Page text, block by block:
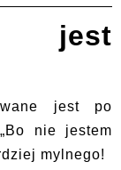
jest
jest po
nie jestem
mylnego!